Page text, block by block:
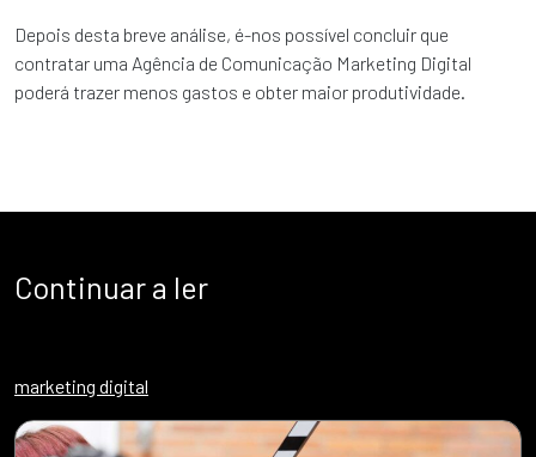
Depois desta breve análise, é-nos possível concluir que
contratar uma Agência de Comunicação Marketing Digital
poderá trazer menos gastos e obter maior produtividade.
Continuar a ler
marketing digital